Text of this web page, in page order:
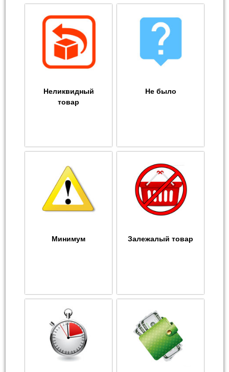
Неликвидный
товар
Не было
Минимум Залежалый товар